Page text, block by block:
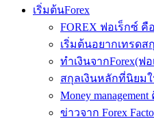
เริ่มต้นForex
FOREX ฟอเร็กซ์ คื
เริ่มต้นอยากเทรดส
ทำเงินจากForex(ฟ
สกุลเงินหลักที่นิยม
Money
ข่าวจาก Forex